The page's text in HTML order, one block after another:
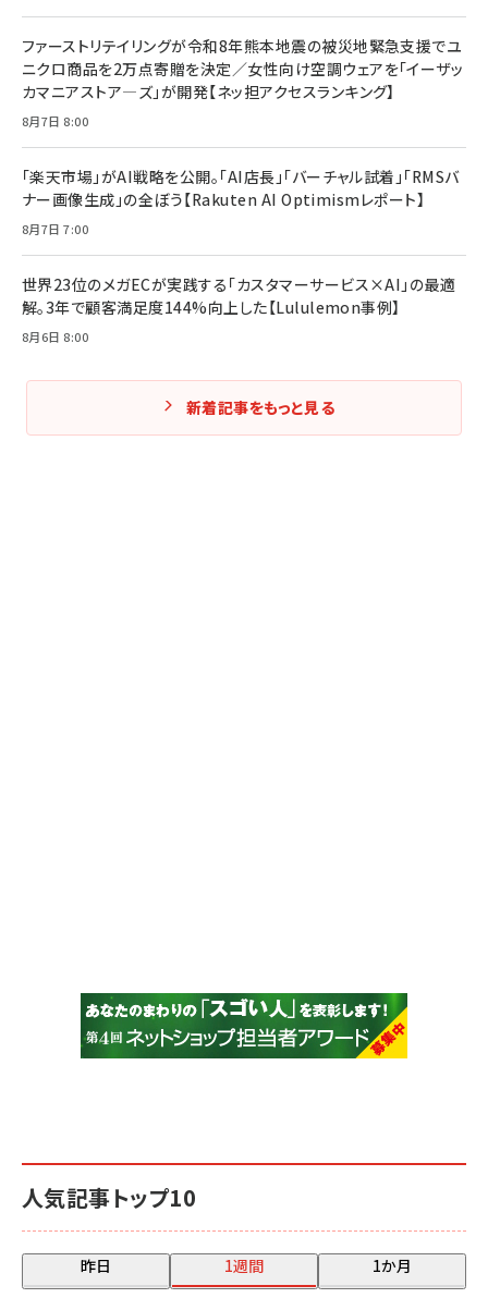
人気記事トップ10
昨日 1週間 1か月
ファーストリテイリングが令和8年熊本地震の被災地緊急支援でユ
ニクロ商品を2万点寄贈を決定／女性向け空調ウェアを「イーザッ
カマニアストア―ズ」が開発【ネッ担アクセスランキング】
8月7日 8:00
「楽天市場」がAI戦略を公開。「AI店長」「バーチャル試着」「RMSバ
ナー画像生成」の全ぼう【Rakuten AI Optimismレポート】
8月7日 7:00
世界23位のメガECが実践する「カスタマーサービス×AI」の最適
解。3年で顧客満足度144%向上した【Lululemon事例】
8月6日 8:00
新着記事をもっと見る